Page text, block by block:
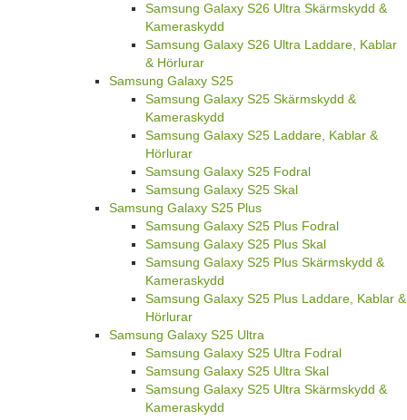
Samsung Galaxy S26 Ultra Skärmskydd &
Kameraskydd
Samsung Galaxy S26 Ultra Laddare, Kablar
& Hörlurar
Samsung Galaxy S25
Samsung Galaxy S25 Skärmskydd &
Kameraskydd
Samsung Galaxy S25 Laddare, Kablar &
Hörlurar
Samsung Galaxy S25 Fodral
Samsung Galaxy S25 Skal
Samsung Galaxy S25 Plus
Samsung Galaxy S25 Plus Fodral
Samsung Galaxy S25 Plus Skal
Samsung Galaxy S25 Plus Skärmskydd &
Kameraskydd
Samsung Galaxy S25 Plus Laddare, Kablar &
Hörlurar
Samsung Galaxy S25 Ultra
Samsung Galaxy S25 Ultra Fodral
Samsung Galaxy S25 Ultra Skal
Samsung Galaxy S25 Ultra Skärmskydd &
Kameraskydd